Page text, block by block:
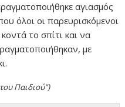
αγιασμός
όλοι οι παρευρισκόμενοι
το σπίτι και να
με
Παιδιού”)